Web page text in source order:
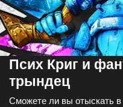
Псих Криг и
трындец
Сможете ли вы отыскать